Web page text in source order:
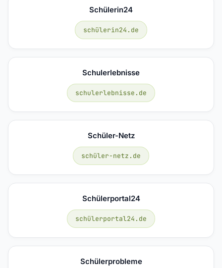
Schülerin24
schülerin24.de
Schulerlebnisse
schulerlebnisse.de
Schüler-Netz
schüler-netz.de
Schülerportal24
schülerportal24.de
Schülerprobleme